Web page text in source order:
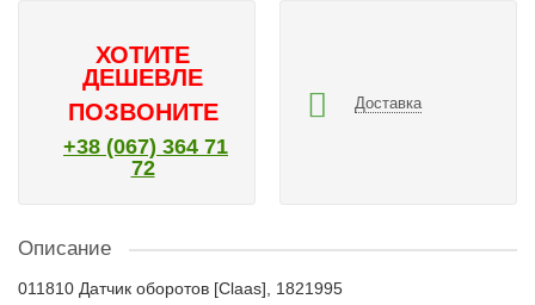
ХОТИТЕ
ДЕШЕВЛЕ
ПОЗВОНИТЕ
+38 (067) 364 71
72
Доставка
Описание
011810 Датчик оборотов [Claas], 1821995